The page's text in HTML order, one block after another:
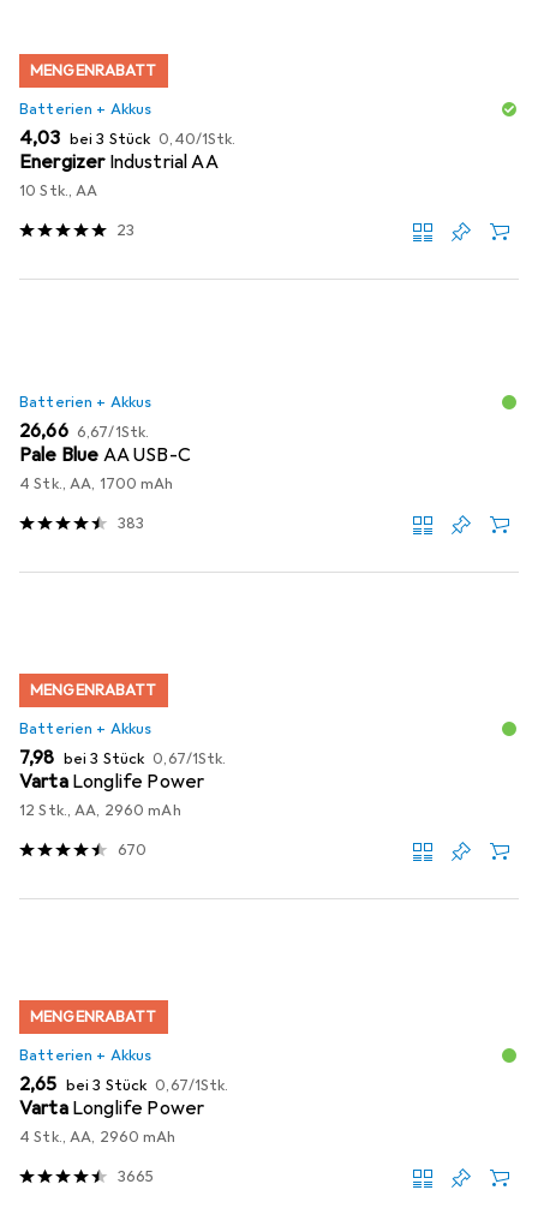
MENGENRABATT
Batterien + Akkus
EUR
4,03 bei 3 Stück EUR
0,40/1Stk.
Energizer Industrial AA
10 Stk., AA
23
Batterien + Akkus
EUR
26,66 EUR
6,67/1Stk.
Pale Blue AA USB-C
4 Stk., AA, 1700 mAh
383
MENGENRABATT
Batterien + Akkus
EUR
7,98 bei 3 Stück EUR
0,67/1Stk.
Varta Longlife Power
12 Stk., AA, 2960 mAh
670
MENGENRABATT
Batterien + Akkus
EUR
2,65 bei 3 Stück EUR
0,67/1Stk.
Varta Longlife Power
4 Stk., AA, 2960 mAh
3665